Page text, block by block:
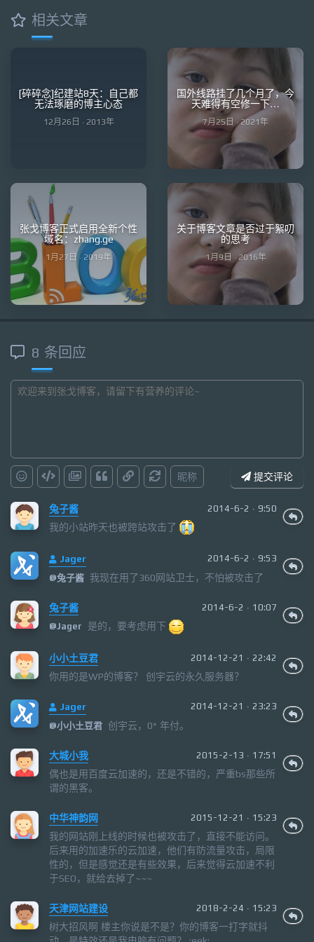
相关文章
[碎碎念]纪建站8天：自己都
无法琢磨的博主心态
12月26日 · 2013年
国外线路挂了几个月了，今
天难得有空修一下…
7月25日 · 2021年
张戈博客正式启用全新个性
域名：zhang.ge
1月27日 · 2019年
关于博客文章是否过于絮叨
的思考
1月9日 · 2016年
8 条回应
昵称 提交评论
兔子酱 2014-6-2 · 9:50
我的小站昨天也被跨站攻击了
Jager
2014-6-2 · 9:53
@兔子酱 我现在用了360网站卫士，不怕被攻击了
兔子酱
2014-6-2 · 10:07
@Jager 是的，要考虑用下
小小土豆君 2014-12-21 · 22:42
你用的是WP的博客？ 创宇云的永久服务器？
Jager
2014-12-21 · 23:23
@小小土豆君 创宇云，0* 年付。
大城小我 2015-2-13 · 17:51
偶也是用百度云加速的，还是不错的，严重bs那些所
谓的黑客。
中华神韵网 2015-12-21 · 15:23
我的网站刚上线的时候也被攻击了，直接不能访问。
后来用的加速乐的云加速，他们有防流量攻击，局限
性的，但是感觉还是有些效果，后来觉得云加速不利
于SEO，就给去掉了~~~
天津网站建设 2018-2-24 · 15:23
树大招风啊 楼主你说是不是？你的博客一打字就抖